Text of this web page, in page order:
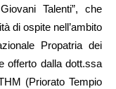
Talenti”, che
di ospite nell’ambito
Propatria dei
offerto dalla dott.ssa
(Priorato Tempio